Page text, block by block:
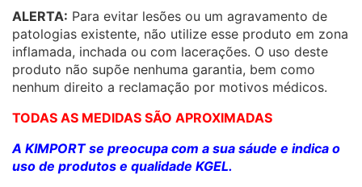
ALERTA: Para evitar lesões ou um agravamento de
patologias existente, não utilize esse produto em zona
inflamada, inchada ou com lacerações. O uso deste
produto não supõe nenhuma garantia, bem como
nenhum direito a reclamação por motivos médicos.
TODAS AS MEDIDAS SÃO APROXIMADAS
A KIMPORT se preocupa com a sua sáude e indica o
uso de produtos e qualidade KGEL.